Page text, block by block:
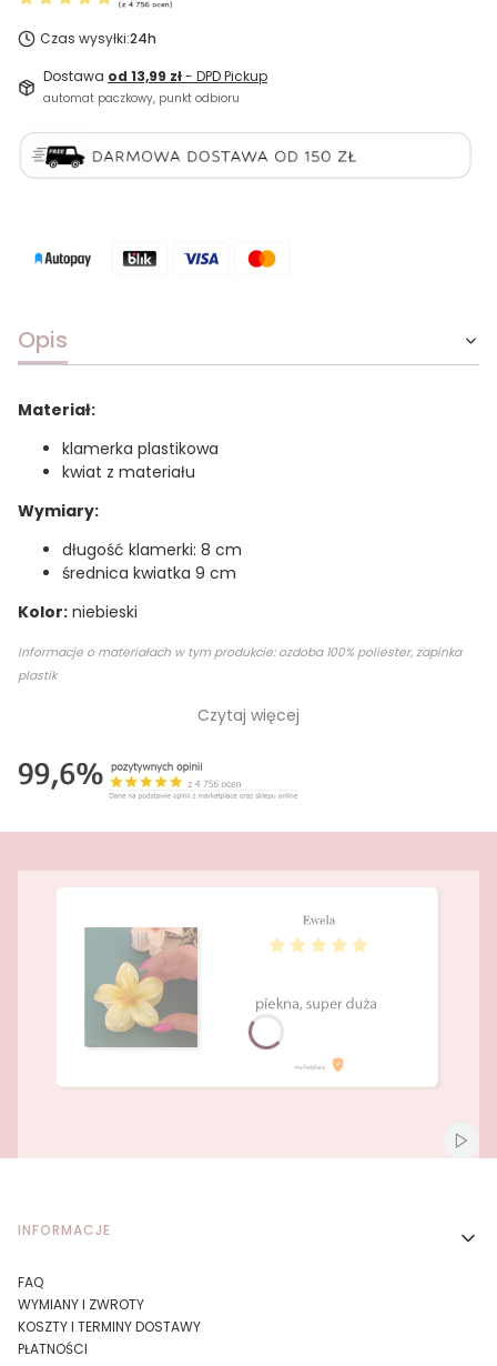
Czas wysyłki:24h
Dostawa od 13,99 zł- DPD Pickup
automat paczkowy, punkt odbioru
Opis
Materiał:
klamerka plastikowa
kwiat z materiału
Wymiary:
długość klamerki: 8 cm
średnica kwiatka 9 cm
Kolor: niebieski
Informacje o materiałach w tym produkcie: ozdoba 100% poliester, zapinka
plastik
Czytaj więcej
Linki w stopce
INFORMACJE
FAQ
WYMIANY I ZWROTY
KOSZTY I TERMINY DOSTAWY
PŁATNOŚCI